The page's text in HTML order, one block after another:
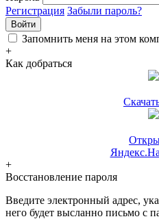
Регистрация Забыли пароль?
Войти
Запомнить меня на этом
+
Как добраться
+
Восстановление пароля
Введите электронный адрес,
него будет высланно письмо с